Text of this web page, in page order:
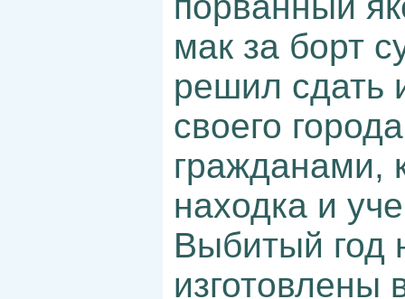
мак за борт
решил сдать
своего
гражданами,
находка и
Выбитый год
изготовлены